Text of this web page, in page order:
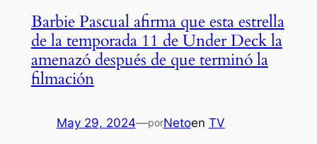
Barbie Pascual afirma que esta estrella
de la temporada 11 de Under Deck la
amenazó después de que terminó la
filmación
May 29, 2024—porNetoen TV